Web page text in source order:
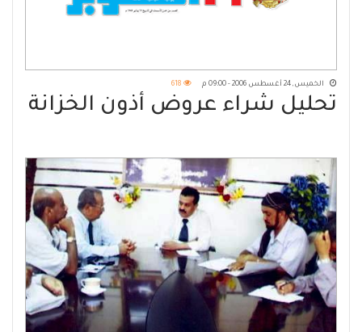
الخميس, 24 أغسطس 2006 - 09:00 م 618
تحليل شراء عروض أذون الخزانة